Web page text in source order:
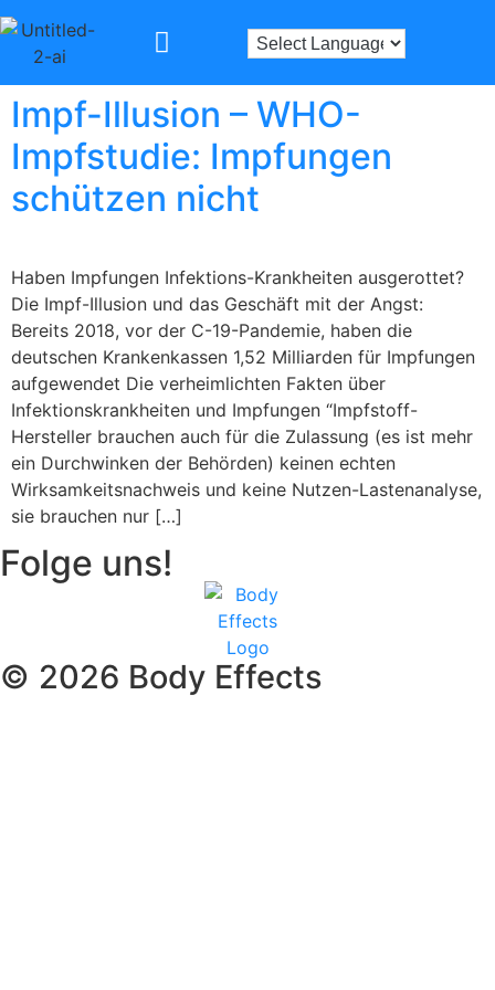
Impf-Illusion – WHO-
Impfstudie: Impfungen
schützen nicht
Haben Impfungen Infektions-Krankheiten ausgerottet?
Die Impf-Illusion und das Geschäft mit der Angst:
Bereits 2018, vor der C-19-Pandemie, haben die
deutschen Krankenkassen 1,52 Milliarden für Impfungen
aufgewendet Die verheimlichten Fakten über
Infektionskrankheiten und Impfungen “Impfstoff-
Hersteller brauchen auch für die Zulassung (es ist mehr
ein Durchwinken der Behörden) keinen echten
Wirksamkeitsnachweis und keine Nutzen-Lastenanalyse,
sie brauchen nur […]
Folge uns!
© 2026 Body Effects